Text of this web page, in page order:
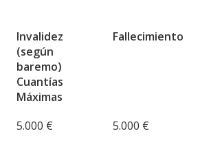
Invalidez
(según
baremo)
Cuantías
Máximas
Fallecimiento
5.000 € 5.000 €